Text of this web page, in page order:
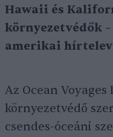
Hawaii és
környezetvédők
amerikai
Az Ocean
környezetvédő
csendes-óceáni